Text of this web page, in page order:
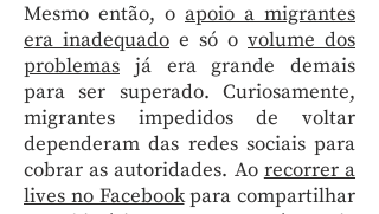
Mesmo então, o apoio a migrantes
era inadequado e só o volume dos
problemas já era grande demais
para ser superado. Curiosamente,
migrantes impedidos de voltar
dependeram das redes sociais para
cobrar as autoridades. Ao recorrer a
lives no Facebookpara compartilhar